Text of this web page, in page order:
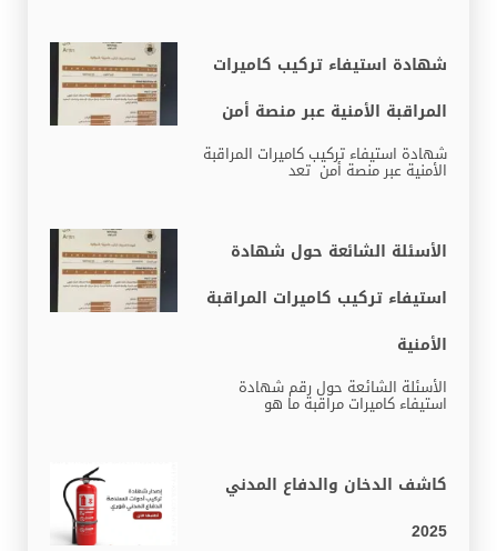
شهادة استيفاء تركيب كاميرات
المراقبة الأمنية عبر منصة أمن
شهادة استيفاء تركيب كاميرات المراقبة
الأمنية عبر منصة أمن تعد
الأسئلة الشائعة حول شهادة
استيفاء تركيب كاميرات المراقبة
الأمنية
الأسئلة الشائعة حول رقم شهادة
استيفاء كاميرات مراقبة ما هو
كاشف الدخان والدفاع المدني
2025